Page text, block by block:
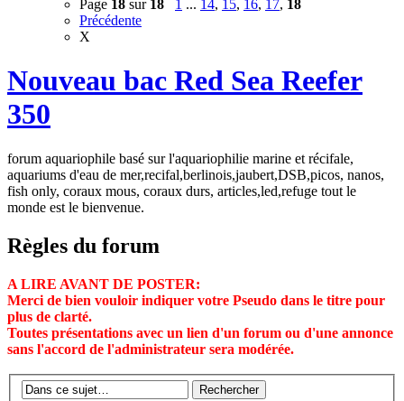
Page 18 sur 18 1 ... 14, 15, 16, 17, 18
Précédente
X
Nouveau bac Red Sea Reefer
350
forum aquariophile basé sur l'aquariophilie marine et récifale,
aquariums d'eau de mer,recifal,berlinois,jaubert,DSB,picos, nanos,
fish only, coraux mous, coraux durs, articles,led,refuge tout le
monde est le bienvenue.
Règles du forum
A LIRE AVANT DE POSTER:
Merci de bien vouloir indiquer votre Pseudo dans le titre pour
plus de clarté.
Toutes présentations avec un lien d'un forum ou d'une annonce
sans l'accord de l'administrateur sera modérée.